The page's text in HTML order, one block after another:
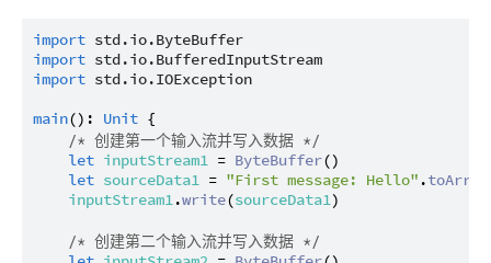
import std.io.ByteBuffer
import std.io.BufferedInputStream
import std.io.IOException
main(): Unit {
/* 创建第一个输入流并写入数据 */
let inputStream1 = ByteBuffer()
let sourceData1 = "First message: Hello" .toArray
inputStream1.write(sourceData1)
/* 创建第二个输入流并写入数据 */